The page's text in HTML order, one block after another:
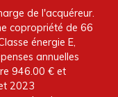
de l'acquéreur.
copropriété de 66
énergie E,
annuelles
946.00 € et
2023